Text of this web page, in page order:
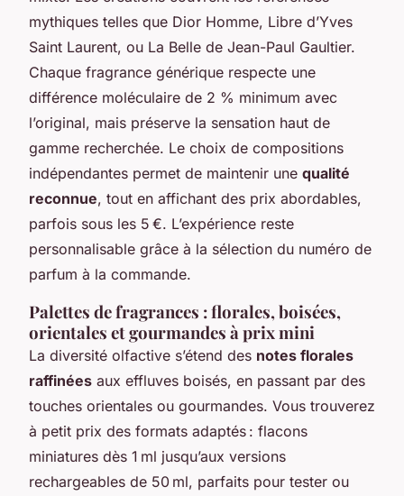
mythiques telles que Dior Homme, Libre d’Yves
Saint Laurent, ou La Belle de Jean-Paul Gaultier.
Chaque fragrance générique respecte une
différence moléculaire de 2 % minimum avec
l’original, mais préserve la sensation haut de
gamme recherchée. Le choix de compositions
indépendantes permet de maintenir une qualité
reconnue, tout en affichant des prix abordables,
parfois sous les 5 €. L’expérience reste
personnalisable grâce à la sélection du numéro de
parfum à la commande.
Palettes de fragrances : florales, boisées,
orientales et gourmandes à prix mini
La diversité olfactive s’étend des notes florales
raffinées aux effluves boisés, en passant par des
touches orientales ou gourmandes. Vous trouverez
à petit prix des formats adaptés : flacons
miniatures dès 1 ml jusqu’aux versions
rechargeables de 50 ml, parfaits pour tester ou